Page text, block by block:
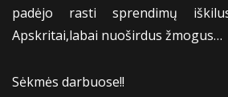
padėjo rasti sprendimų
Apskritai,labai nuoširdus žmogus…
Sėkmės darbuose!!